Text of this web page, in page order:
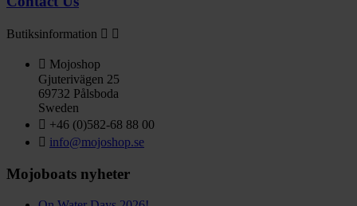
Butiksinformation  
 Mojoshop
Gjuterivägen 25
69732 Pålsboda
Sweden
 +46 (0)582-68 88 00
 info@mojoshop.se
Mojoboats nyheter